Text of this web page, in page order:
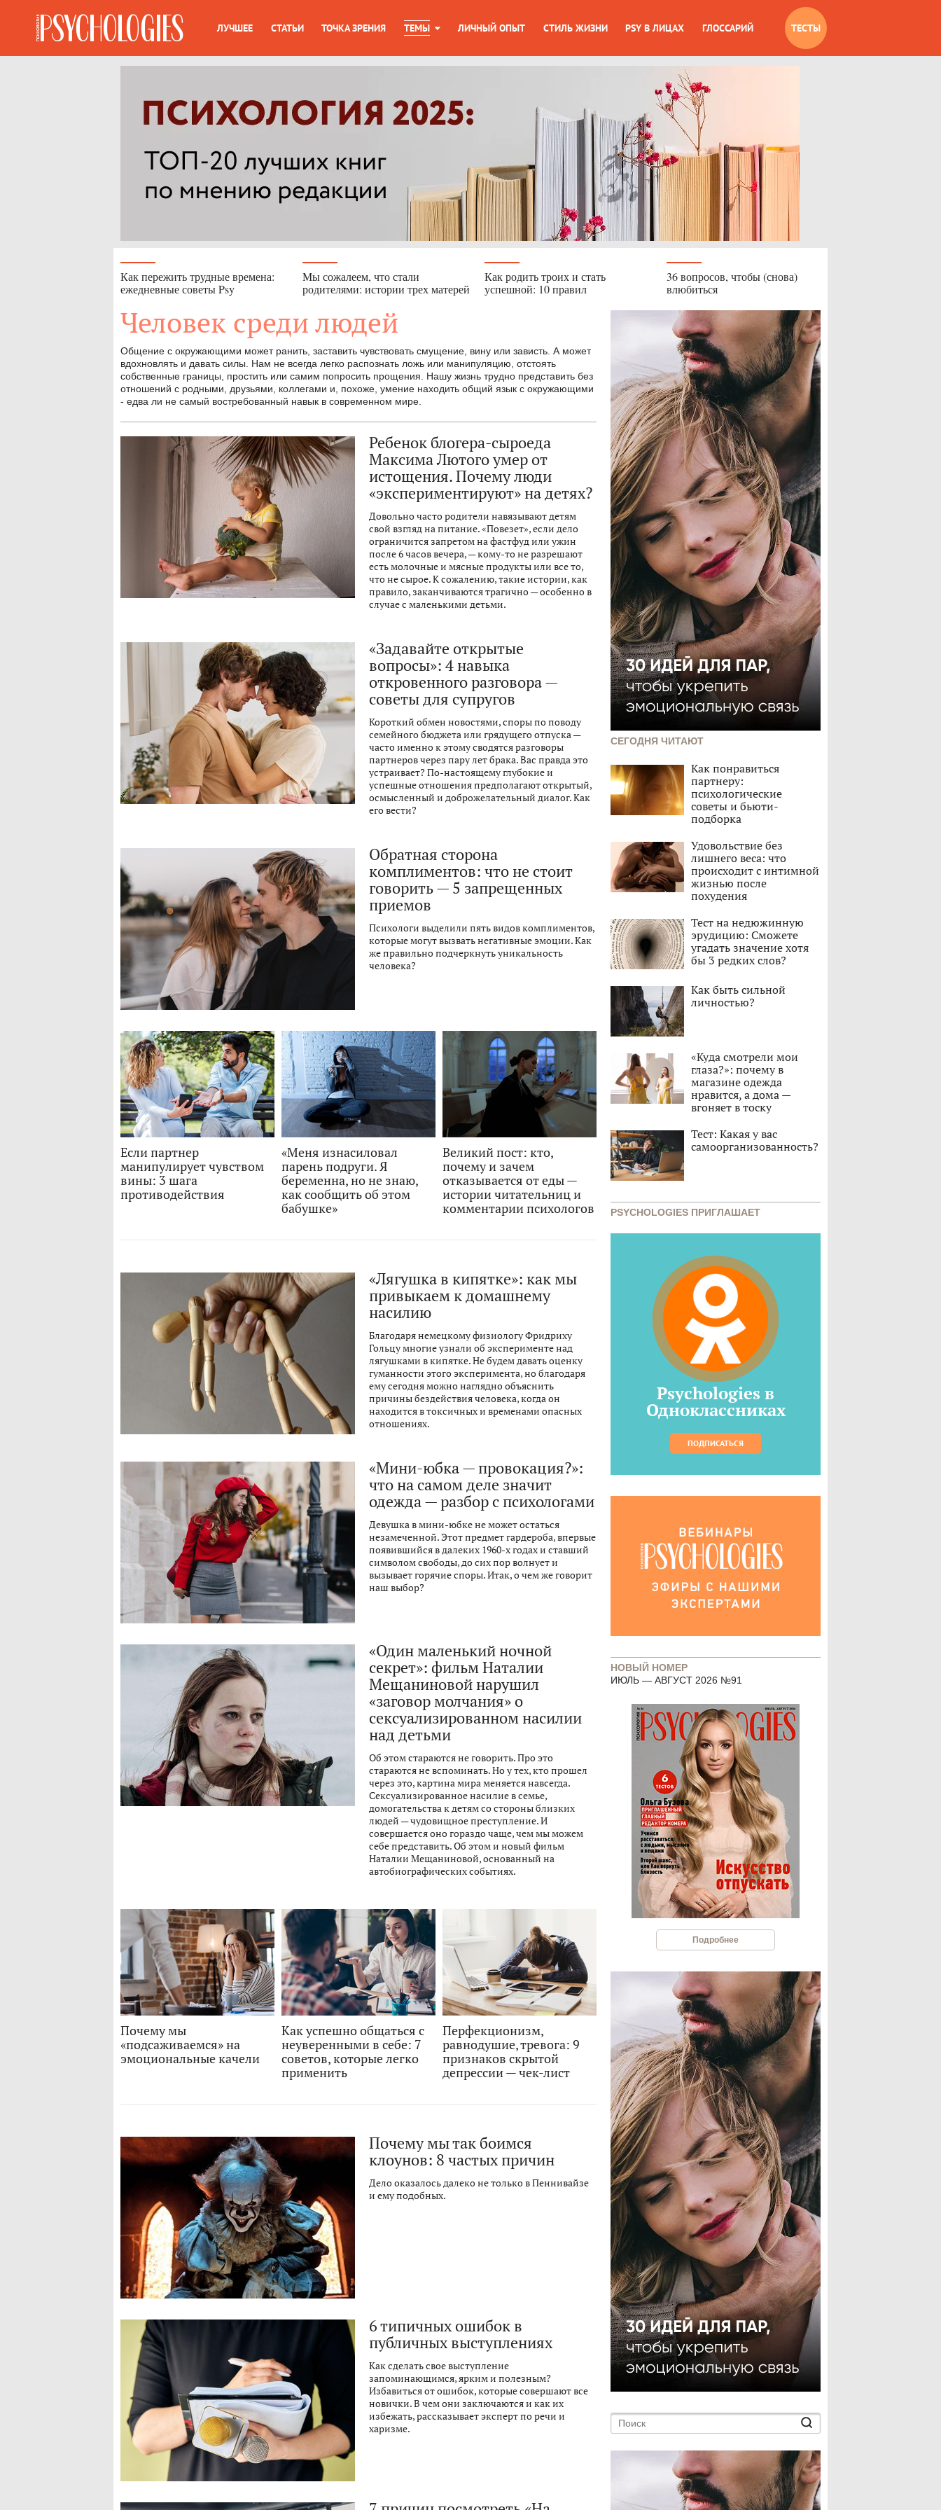
ЛУЧШЕЕ СТАТЬИ ТОЧКА ЗРЕНИЯ ТЕМЫ ЛИЧНЫЙ ОПЫТ СТИЛЬ ЖИЗНИ PSY В ЛИЦАХ ГЛОССАРИЙ ТЕСТЫ
Как пережить трудные времена:
ежедневные советы Psy
Мы сожалеем, что стали
родителями: истории трех матерей
Как родить троих и стать
успешной: 10 правил
36 вопросов, чтобы (снова)
влюбиться
Человек среди людей
Общение с окружающими может ранить, заставить чувствовать смущение, вину или зависть. А может
вдохновлять и давать силы. Нам не всегда легко распознать ложь или манипуляцию, отстоять
собственные границы, простить или самим попросить прощения. Нашу жизнь трудно представить без
отношений с родными, друзьями, коллегами и, похоже, умение находить общий язык с окружающими
- едва ли не самый востребованный навык в современном мире.
Ребенок блогера-сыроеда
Максима Лютого умер от
истощения. Почему люди
«экспериментируют» на детях?
Довольно часто родители навязывают детям
свой взгляд на питание. «Повезет», если дело
ограничится запретом на фастфуд или ужин
после 6 часов вечера, — кому-то не разрешают
есть молочные и мясные продукты или все то,
что не сырое. К сожалению, такие истории, как
правило, заканчиваются трагично — особенно в
случае с маленькими детьми.
«Задавайте открытые
вопросы»: 4 навыка
откровенного разговора —
советы для супругов
Короткий обмен новостями, споры по поводу
семейного бюджета или грядущего отпуска —
часто именно к этому сводятся разговоры
партнеров через пару лет брака. Вас правда это
устраивает? По-настоящему глубокие и
успешные отношения предполагают открытый,
осмысленный и доброжелательный диалог. Как
его вести?
Обратная сторона
комплиментов: что не стоит
говорить — 5 запрещенных
приемов
Психологи выделили пять видов комплиментов,
которые могут вызвать негативные эмоции. Как
же правильно подчеркнуть уникальность
человека?
Если партнер
манипулирует чувством
вины: 3 шага
противодействия
«Меня изнасиловал
парень подруги. Я
беременна, но не знаю,
как сообщить об этом
бабушке»
Великий пост: кто,
почему и зачем
отказывается от еды —
истории читательниц и
комментарии психологов
«Лягушка в кипятке»: как мы
привыкаем к домашнему
насилию
Благодаря немецкому физиологу Фридриху
Гольцу многие узнали об эксперименте над
лягушками в кипятке. Не будем давать оценку
гуманности этого эксперимента, но благодаря
ему сегодня можно наглядно объяснить
причины бездействия человека, когда он
находится в токсичных и временами опасных
отношениях.
«Мини-юбка — провокация?»:
что на самом деле значит
одежда — разбор с психологами
Девушка в мини-юбке не может остаться
незамеченной. Этот предмет гардероба, впервые
появившийся в далеких 1960-х годах и ставший
символом свободы, до сих пор волнует и
вызывает горячие споры. Итак, о чем же говорит
наш выбор?
«Один маленький ночной
секрет»: фильм Наталии
Мещаниновой нарушил
«заговор молчания» о
сексуализированном насилии
над детьми
Об этом стараются не говорить. Про это
стараются не вспоминать. Но у тех, кто прошел
через это, картина мира меняется навсегда.
Сексуализированное насилие в семье,
домогательства к детям со стороны близких
людей — чудовищное преступление. И
совершается оно гораздо чаще, чем мы можем
себе представить. Об этом и новый фильм
Наталии Мещаниновой, основанный на
автобиографических событиях.
Почему мы
«подсаживаемся» на
эмоциональные качели
Как успешно общаться с
неуверенными в себе: 7
советов, которые легко
применить
Перфекционизм,
равнодушие, тревога: 9
признаков скрытой
депрессии — чек-лист
Почему мы так боимся
клоунов: 8 частых причин
Дело оказалось далеко не только в Пеннивайзе
и ему подобных.
6 типичных ошибок в
публичных выступлениях
Как сделать свое выступление
запоминающимся, ярким и полезным?
Избавиться от ошибок, которые совершают все
новички. В чем они заключаются и как их
избежать, рассказывает эксперт по речи и
харизме.
СЕГОДНЯ ЧИТАЮТ
Как понравиться
партнеру:
психологические
советы и бьюти-
подборка
Удовольствие без
лишнего веса: что
происходит с интимной
жизнью после
похудения
Тест на недюжинную
эрудицию: Сможете
угадать значение хотя
бы 3 редких слов?
Как быть сильной
личностью?
«Куда смотрели мои
глаза?»: почему в
магазине одежда
нравится, а дома —
вгоняет в тоску
Тест: Какая у вас
самоорганизованность?
PSYCHOLOGIES ПРИГЛАШАЕТ
Psychologies в
Одноклассниках
ПОДПИСАТЬСЯ
НОВЫЙ НОМЕР
ИЮЛЬ — АВГУСТ 2026 №91
Подробнее